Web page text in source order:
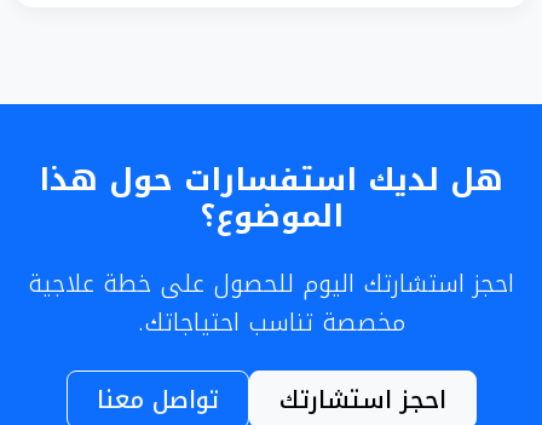
هل لديك استفسارات حول هذا
الموضوع؟
احجز استشارتك اليوم للحصول على خطة علاجية
مخصصة تناسب احتياجاتك.
احجز استشارتك
تواصل معنا